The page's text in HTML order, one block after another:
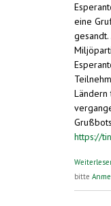
eine
Ländern
https://
bitte